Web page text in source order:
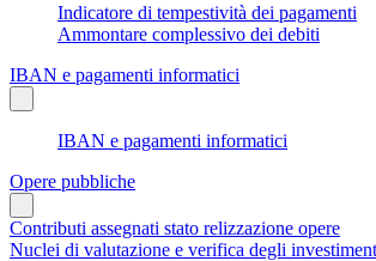
Indicatore di tempestività dei pagamenti
Ammontare complessivo dei debiti
IBAN e pagamenti informatici
IBAN e pagamenti informatici
Opere pubbliche
Contributi assegnati stato relizzazione opere
Nuclei di valutazione e verifica degli